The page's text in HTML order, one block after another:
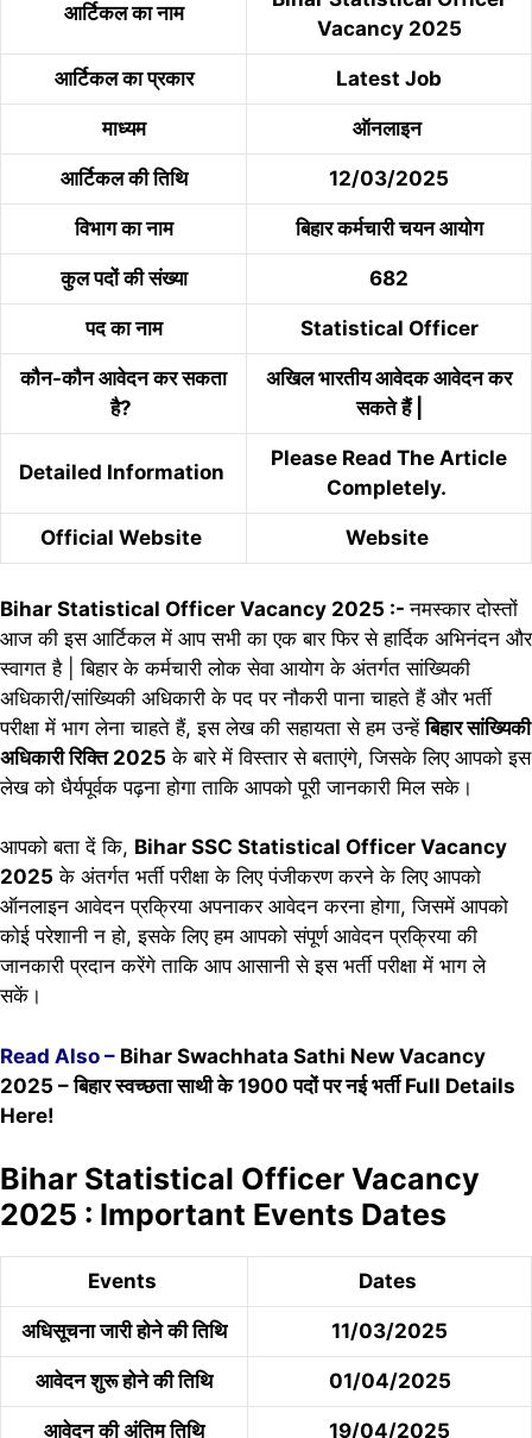
आर्टिकल का नाम
Vacancy 2025
आर्टिकल का प्रकार Latest Job
माध्यम ऑनलाइन
आर्टिकल की तिथि 12/03/2025
विभाग का नाम बिहार कर्मचारी चयन आयोग
कुल पदों की संख्या 682
पद का नाम Statistical Officer
कौन-कौन आवेदन कर सकता
है?
अखिल भारतीय आवेदक आवेदन कर
सकते हैं |
Detailed Information
Please Read The Article
Completely.
Official Website Website
Bihar Statistical Officer Vacancy 2025 :-नमस्कार दोस्तों
आज की इस आर्टिकल में आप सभी का एक बार फिर से हार्दिक अभिनंदन और
स्वागत है | बिहार के कर्मचारी लोक सेवा आयोग के अंतर्गत सांख्यिकी
अधिकारी/सांख्यिकी अधिकारी के पद पर नौकरी पाना चाहते हैं और भर्ती
परीक्षा में भाग लेना चाहते हैं, इस लेख की सहायता से हम उन्हेंबिहार सांख्यिकी
अधिकारी रिक्ति 2025 के बारे में विस्तार से बताएंगे, जिसके लिए आपको इस
लेख को धैर्यपूर्वक पढ़ना होगा ताकि आपको पूरी जानकारी मिल सके।
आपको बता दें कि, Bihar SSC Statistical Officer Vacancy
2025 के अंतर्गत भर्ती परीक्षा के लिए पंजीकरण करने के लिए आपको
ऑनलाइन आवेदन प्रक्रिया अपनाकर आवेदन करना होगा, जिसमें आपको
कोई परेशानी न हो, इसके लिए हम आपको संपूर्ण आवेदन प्रक्रिया की
जानकारी प्रदान करेंगे ताकि आप आसानी से इस भर्ती परीक्षा में भाग ले
सकें।
Read Also – Bihar Swachhata Sathi New Vacancy
2025 – बिहार स्वच्छता साथी के 1900 पदों पर नई भर्ती Full Details
Here!
Bihar Statistical Officer Vacancy
2025 : Important Events Dates
Events Dates
अधिसूचना जारी होने की तिथि 11/03/2025
आवेदन शुरू होने की तिथि 01/04/2025
आवेदन की अंतिम तिथि 19/04/2025